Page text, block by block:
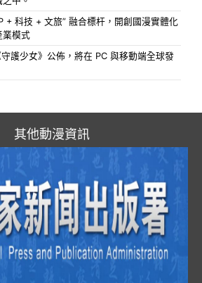
+ 科技 + 文旅” 融合標杆，開創國漫實體化
業模式
護少女》公佈，將在 PC 與移動端全球發
其他動漫資訊